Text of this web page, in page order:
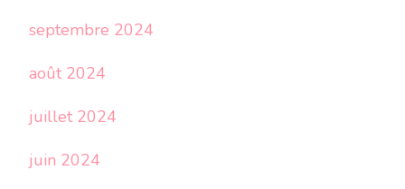
septembre 2024
août 2024
juillet 2024
juin 2024